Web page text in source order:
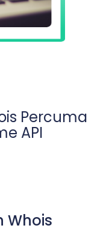
Percuma
API
Whois